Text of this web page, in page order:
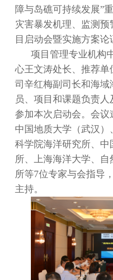
障与岛礁可持续发展”
灾害暴发机理、监测预
目启动会暨实施方案论
项目管理专业机构
心王文涛处长、推荐
司辛红梅副司长和海
员、项目和课题负责人
参加本次启动会。会议
中国地质大学（武汉
科学院海洋研究所、
所、上海海洋大学、
所等7位专家与会指导
主持。